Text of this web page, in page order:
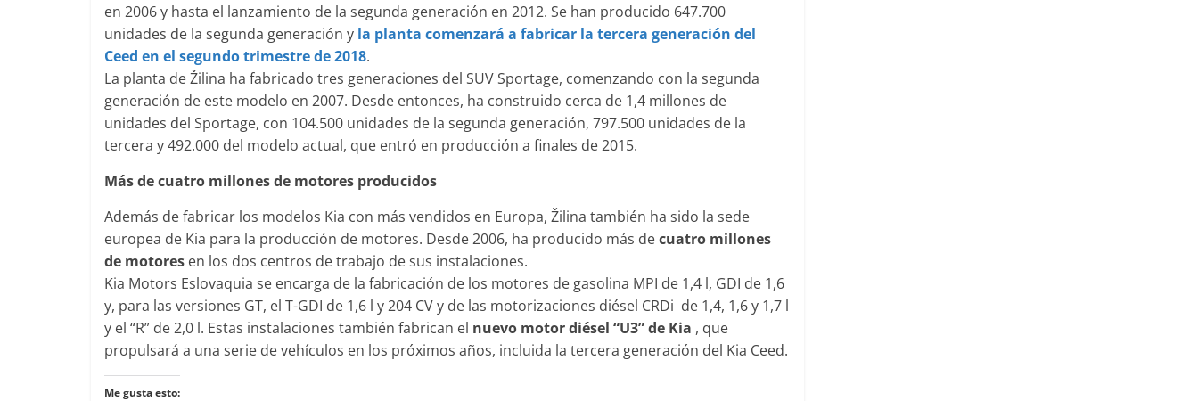
en 2006 y hasta el lanzamiento de la segunda generación en 2012. Se han producido 647.700
unidades de la segunda generación y la planta comenzará a fabricar la tercera generación del
Ceed en el segundo trimestre de 2018.
La planta de Žilina ha fabricado tres generaciones del SUV Sportage, comenzando con la segunda
generación de este modelo en 2007. Desde entonces, ha construido cerca de 1,4 millones de
unidades del Sportage, con 104.500 unidades de la segunda generación, 797.500 unidades de la
tercera y 492.000 del modelo actual, que entró en producción a finales de 2015.
Más de cuatro millones de motores producidos
Además de fabricar los modelos Kia con más vendidos en Europa, Žilina también ha sido la sede
europea de Kia para la producción de motores. Desde 2006, ha producido más decuatro millones
de motores en los dos centros de trabajo de sus instalaciones.
Kia Motors Eslovaquia se encarga de la fabricación de los motores de gasolina MPI de 1,4 l, GDI de 1,6
y, para las versiones GT, el T-GDI de 1,6 l y 204 CV y de las motorizaciones diésel CRDi de 1,4, 1,6 y 1,7 l
y el “R” de 2,0 l. Estas instalaciones también fabrican el nuevo motor diésel “U3” de Kia , que
propulsará a una serie de vehículos en los próximos años, incluida la tercera generación del Kia Ceed.
Me gusta esto: